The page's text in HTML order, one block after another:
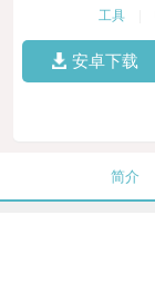
工具
安卓下载
简介